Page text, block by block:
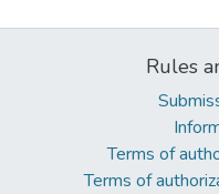
Rules
Terms of
Terms of